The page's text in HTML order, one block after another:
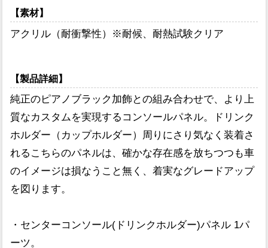
【素材】
アクリル（耐衝撃性）※耐候、耐熱試験クリア
【製品詳細】
純正のピアノブラック加飾との組み合わせで、より上
質なカスタムを実現するコンソールパネル。ドリンク
ホルダー（カップホルダー）周りにさり気なく装着さ
れるこちらのパネルは、確かな存在感を放ちつつも車
のイメージは損なうこと無く、着実なグレードアップ
を図ります。
・センターコンソール(ドリンクホルダー)パネル 1パ
ーツ。